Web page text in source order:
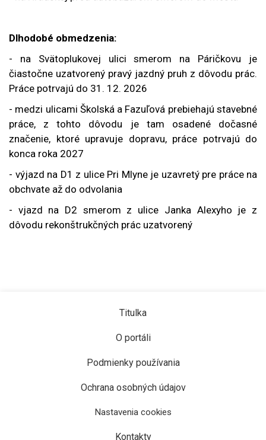
Dlhodobé obmedzenia:
- na Svätoplukovej ulici smerom na Páričkovu je
čiastočne uzatvorený pravý jazdný pruh z dôvodu prác.
Práce potrvajú do 31. 12. 2026
- medzi ulicami Školská a Fazuľová prebiehajú stavebné
práce, z tohto dôvodu je tam osadené dočasné
značenie, ktoré upravuje dopravu, práce potrvajú do
konca roka 2027
- výjazd na D1 z ulice Pri Mlyne je uzavretý pre práce na
obchvate až do odvolania
- vjazd na D2 smerom z ulice Janka Alexyho je z
dôvodu rekonštrukčných prác uzatvorený
Titulka
O portáli
Podmienky používania
Ochrana osobných údajov
Nastavenia cookies
Kontakty